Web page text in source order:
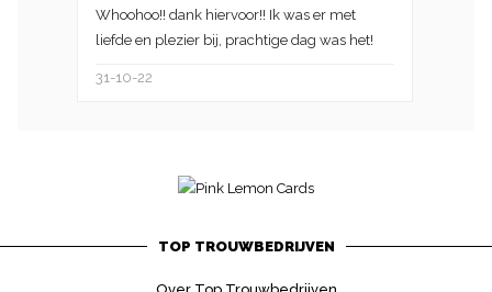
Whoohoo!! dank hiervoor!! Ik was er met
liefde en plezier bij, prachtige dag was het!
31-10-22
TOP TROUWBEDRIJVEN